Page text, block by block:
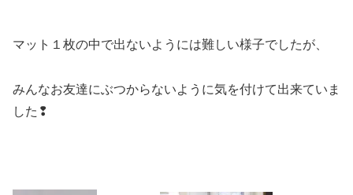
マット１枚の中で出ないようには難しい様子でしたが、
みんなお友達にぶつからないように気を付けて出来ていま
した❢